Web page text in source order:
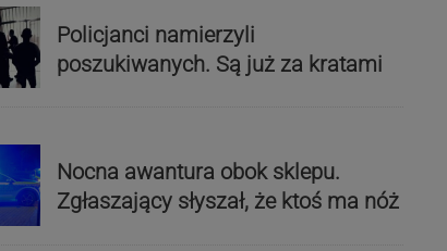
Policjanci namierzyli
poszukiwanych. Są już za kratami
Nocna awantura obok sklepu.
Zgłaszający słyszał, że ktoś ma nóż